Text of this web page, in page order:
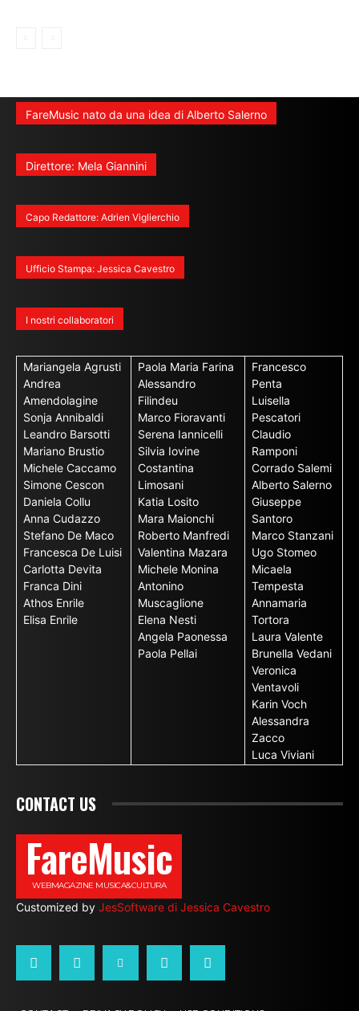
FareMusic nato da una idea di Alberto Salerno
Direttore: Mela Giannini
Capo Redattore: Adrien Viglierchio
Ufficio Stampa: Jessica Cavestro
I nostri collaboratori
Mariangela Agrusti
Andrea
Amendolagine
Sonja Annibaldi
Leandro Barsotti
Mariano Brustio
Michele Caccamo
Simone Cescon
Daniela Collu
Anna Cudazzo
Stefano De Maco
Francesca De Luisi
Carlotta Devita
Franca Dini
Athos Enrile
Elisa Enrile
Paola Maria Farina
Alessandro
Filindeu
Marco Fioravanti
Serena Iannicelli
Silvia Iovine
Costantina
Limosani
Katia Losito
Mara Maionchi
Roberto Manfredi
Valentina Mazara
Michele Monina
Antonino
Muscaglione
Elena Nesti
Angela Paonessa
Paola Pellai
Francesco
Penta
Luisella
Pescatori
Claudio
Ramponi
Corrado Salemi
Alberto Salerno
Giuseppe
Santoro
Marco Stanzani
Ugo Stomeo
Micaela
Tempesta
Annamaria
Tortora
Laura Valente
Brunella Vedani
Veronica
Ventavoli
Karin Voch
Alessandra
Zacco
Luca Viviani
CONTACT US
FareMusic
WEBMAGAZINE MUSICA&CULTURA
Customized by JesSoftware di Jessica Cavestro